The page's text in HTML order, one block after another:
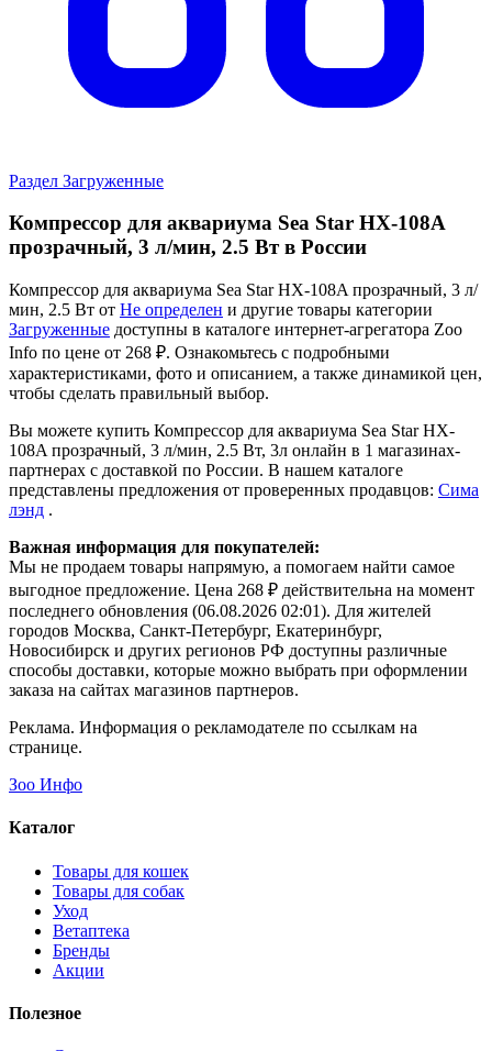
Раздел Загруженные
Компрессор для аквариума Sea Star HX-108A
прозрачный, 3 л/мин, 2.5 Вт в России
Компрессор для аквариума Sea Star HX-108A прозрачный, 3 л/
мин, 2.5 Вт от Не определен и другие товары категории
Загруженные доступны в каталоге интернет-агрегатора Zoo
Info по цене от 268 ₽. Ознакомьтесь с подробными
характеристиками, фото и описанием, а также динамикой цен,
чтобы сделать правильный выбор.
Вы можете купить Компрессор для аквариума Sea Star HX-
108A прозрачный, 3 л/мин, 2.5 Вт, 3л онлайн в 1 магазинах-
партнерах с доставкой по России. В нашем каталоге
представлены предложения от проверенных продавцов: Сима
лэнд .
Важная информация для покупателей:
Мы не продаем товары напрямую, а помогаем найти самое
выгодное предложение. Цена 268 ₽ действительна на момент
последнего обновления (06.08.2026 02:01). Для жителей
городов Москва, Санкт-Петербург, Екатеринбург,
Новосибирск и других регионов РФ доступны различные
способы доставки, которые можно выбрать при оформлении
заказа на сайтах магазинов партнеров.
Реклама. Информация о рекламодателе по ссылкам на
странице.
Зоо Инфо
Каталог
Товары для кошек
Товары для собак
Уход
Ветаптека
Бренды
Акции
Полезное